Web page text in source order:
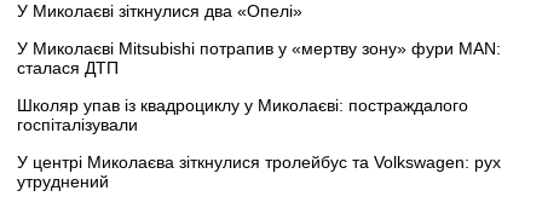
У Миколаєві зіткнулися два «Опелі»
У Миколаєві Mitsubishi потрапив у «мертву зону» фури MAN:
сталася ДТП
Школяр упав із квадроциклу у Миколаєві: постраждалого
госпіталізували
У центрі Миколаєва зіткнулися тролейбус та Volkswagen: рух
утруднений